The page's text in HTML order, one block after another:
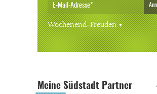
Wochenend-Freuden
Meine Südstadt Partner